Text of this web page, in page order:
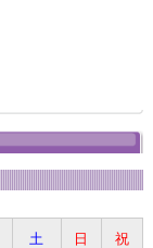
土 日 祝